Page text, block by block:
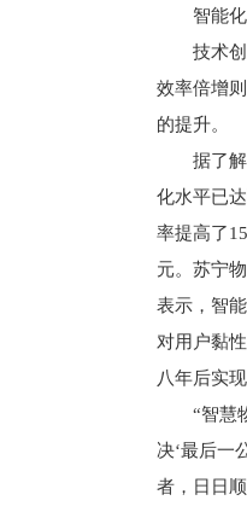
智能
技术
效率倍增
的提升。
据了
化水平已
率提高了
元。苏宁
表示，智
对用户黏
八年后实现
“智慧
决‘最后一
者，日日